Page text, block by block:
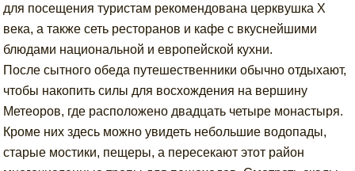
для посещения туристам рекомендована церквушка Х
века, а также сеть ресторанов и кафе с вкуснейшими
блюдами национальной и европейской кухни.
После сытного обеда путешественники обычно отдыхают,
чтобы накопить силы для восхождения на вершину
Метеоров, где расположено двадцать четыре монастыря.
Кроме них здесь можно увидеть небольшие водопады,
старые мостики, пещеры, а пересекают этот район